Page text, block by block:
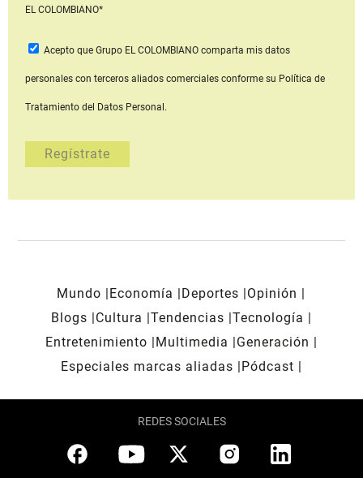
EL COLOMBIANO*
Acepto que Grupo EL COLOMBIANOcomparta mis datos
personales con terceros aliados comerciales conforme su Política de
Tratamiento del Datos Personal.
Mundo Economía Deportes
Opinión
Blogs
Cultura Tendencias Tecnología
Entretenimiento
Multimedia
Generación
Especiales marcas aliadas
Pódcast
REDES SOCIALES